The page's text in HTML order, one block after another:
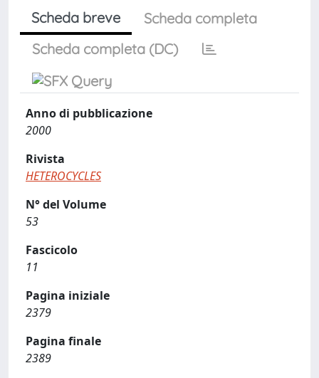
Scheda breve
Scheda completa
Scheda completa (DC)
Anno di pubblicazione
2000
Rivista
HETEROCYCLES
N° del Volume
53
Fascicolo
11
Pagina iniziale
2379
Pagina finale
2389